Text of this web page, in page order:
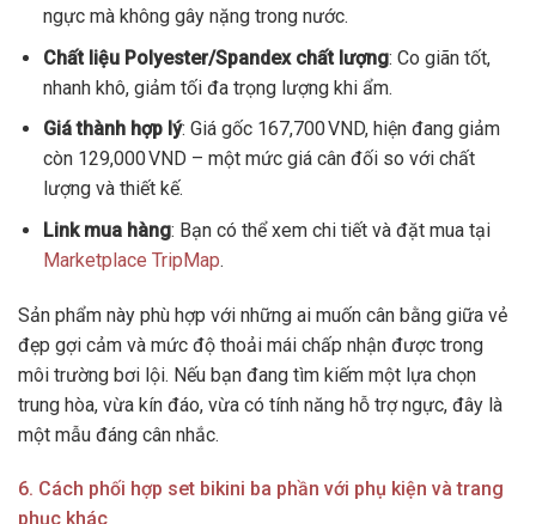
ngực mà không gây nặng trong nước.
Chất liệu Polyester/Spandex chất lượng: Co giãn tốt,
nhanh khô, giảm tối đa trọng lượng khi ẩm.
Giá thành hợp lý: Giá gốc 167,700 VND, hiện đang giảm
còn 129,000 VND – một mức giá cân đối so với chất
lượng và thiết kế.
Link mua hàng: Bạn có thể xem chi tiết và đặt mua tại
Marketplace TripMap.
Sản phẩm này phù hợp với những ai muốn cân bằng giữa vẻ
đẹp gợi cảm và mức độ thoải mái chấp nhận được trong
môi trường bơi lội. Nếu bạn đang tìm kiếm một lựa chọn
trung hòa, vừa kín đáo, vừa có tính năng hỗ trợ ngực, đây là
một mẫu đáng cân nhắc.
6. Cách phối hợp set bikini ba phần với phụ kiện và trang
phục khác